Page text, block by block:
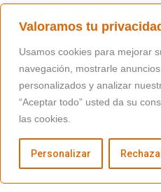
Valoramos tu
Usamos cookies para mejorar
navegación, mostrarle
personalizados y analizar
“Aceptar todo” usted da su
las cookies.
Personalizar
(+34) 91 766 98 56 /
síguenos en